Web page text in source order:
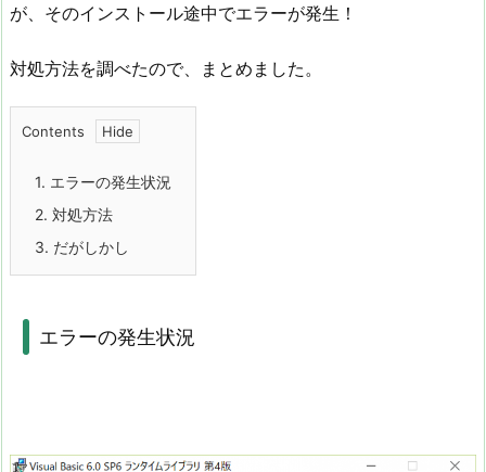
が、そのインストール途中でエラーが発生！
対処方法を調べたので、まとめました。
Contents
1. エラーの発生状況
2. 対処方法
3. だがしかし
エラーの発生状況